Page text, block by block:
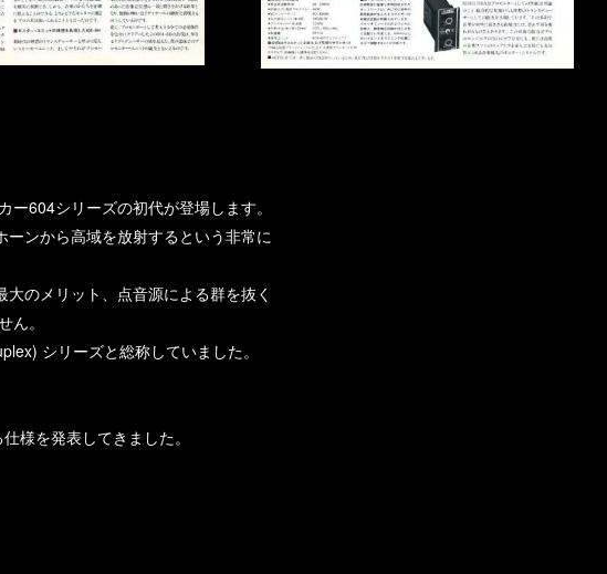
604シリーズの初代が登場します。
ンから高域を放射するという非常に
のメリット、点音源による群を抜く
ん。
シリーズと総称していました。
様を発表してきました。